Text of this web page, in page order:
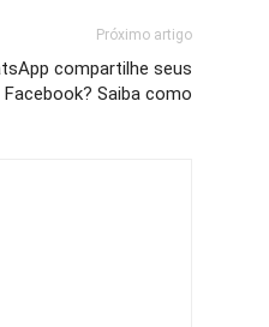
Próximo artigo
compartilhe seus
Saiba como